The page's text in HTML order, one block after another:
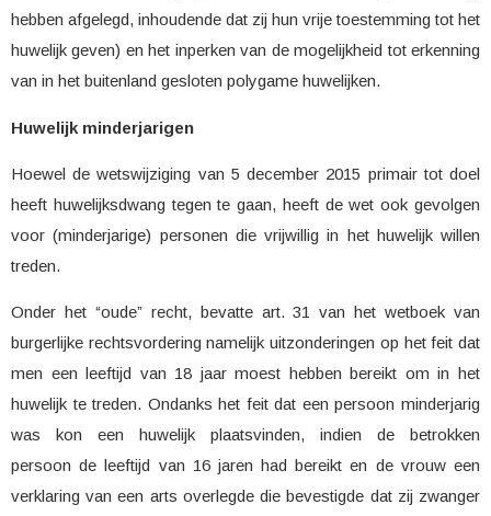
hebben afgelegd, inhoudende dat zij hun vrije toestemming tot het
huwelijk geven) en het inperken van de mogelijkheid tot erkenning
van in het buitenland gesloten polygame huwelijken.
Huwelijk minderjarigen
Hoewel de wetswijziging van 5 december 2015 primair tot doel
heeft huwelijksdwang tegen te gaan, heeft de wet ook gevolgen
voor (minderjarige) personen die vrijwillig in het huwelijk willen
treden.
Onder het “oude” recht, bevatte art. 31 van het wetboek van
burgerlijke rechtsvordering namelijk uitzonderingen op het feit dat
men een leeftijd van 18 jaar moest hebben bereikt om in het
huwelijk te treden. Ondanks het feit dat een persoon minderjarig
was kon een huwelijk plaatsvinden, indien de betrokken
persoon de leeftijd van 16 jaren had bereikt en de vrouw een
verklaring van een arts overlegde die bevestigde dat zij zwanger